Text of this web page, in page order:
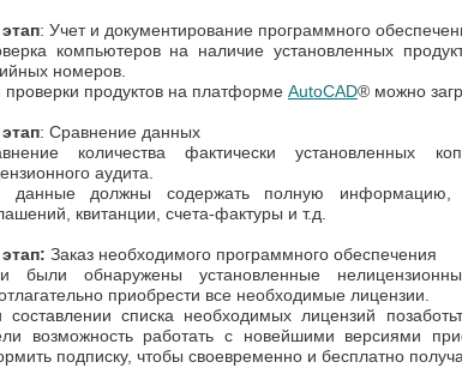
: Учет и документирование программного
компьютеров на наличие установленных
номеров.
проверки продуктов на платформе AutoCAD® можно
: Сравнение данных
количества фактически
аудита.
данные должны содержать полную информацию,
квитанции, счета-фактуры и т.д.
Заказ необходимого программного обеспечения
были обнаружены установленные
приобрести все необходимые лицензии.
составлении списка необходимых лицензий
возможность работать с новейшими версиями
подписку, чтобы своевременно и бесплатно